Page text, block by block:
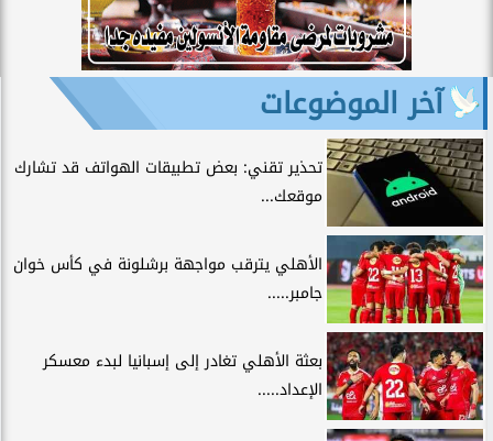
آخر الموضوعات
تحذير تقني: بعض تطبيقات الهواتف قد تشارك
موقعك...
الأهلي يترقب مواجهة برشلونة في كأس خوان
جامبر.....
بعثة الأهلي تغادر إلى إسبانيا لبدء معسكر
الإعداد.....